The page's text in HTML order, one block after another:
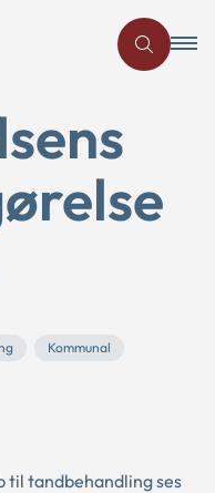
Kommunal
til tandbehandling ses